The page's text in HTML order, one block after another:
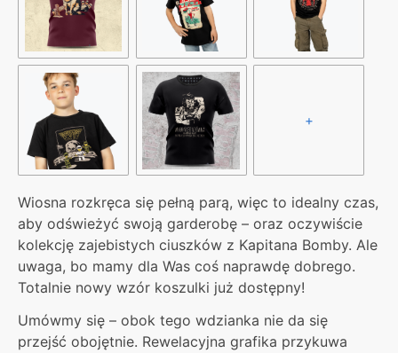
+
Wiosna rozkręca się pełną parą, więc to idealny czas,
aby odświeżyć swoją garderobę – oraz oczywiście
kolekcję zajebistych ciuszków z Kapitana Bomby. Ale
uwaga, bo mamy dla Was coś naprawdę dobrego.
Totalnie nowy wzór koszulki już dostępny!
Umówmy się – obok tego wdzianka nie da się
przejść obojętnie. Rewelacyjna grafika przykuwa